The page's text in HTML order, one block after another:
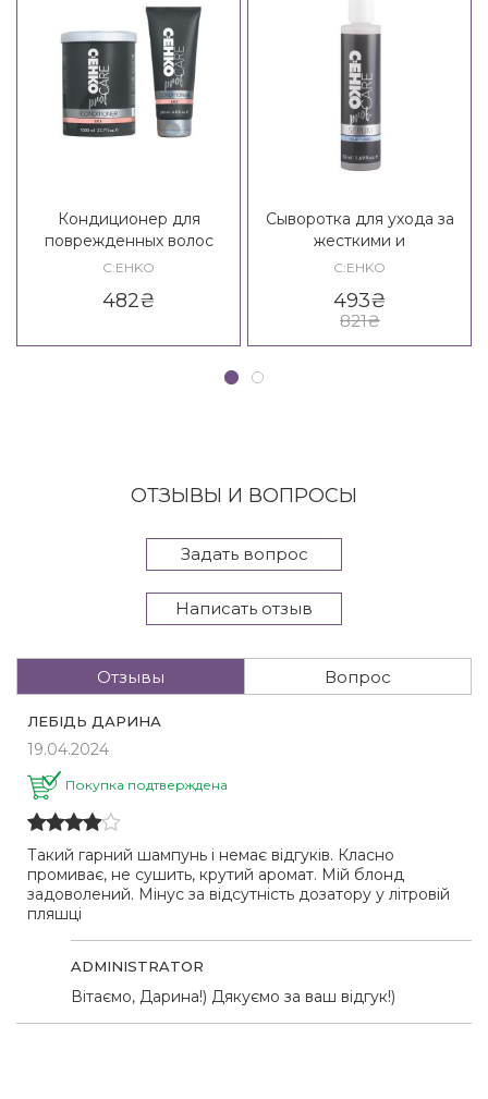
Кондиционер для
поврежденных волос
C:EHKO Care Prof. SOS
C:EHKO
482₴
Сыворотка для ухода за
жесткими и
непослушными волосами
Serum
C:EHKO
493₴
821₴
ОТЗЫВЫ И ВОПРОСЫ
Задать вопрос
Написать отзыв
Отзывы Вопрос
ЛЕБІДЬ ДАРИНА
19.04.2024
Покупка подтверждена
Такий гарний шампунь і немає відгуків. Класно
промиває, не сушить, крутий аромат. Мій блонд
задоволений. Мінус за відсутність дозатору у літровій
пляшці
ADMINISTRATOR
Вітаємо, Дарина!) Дякуємо за ваш відгук!)